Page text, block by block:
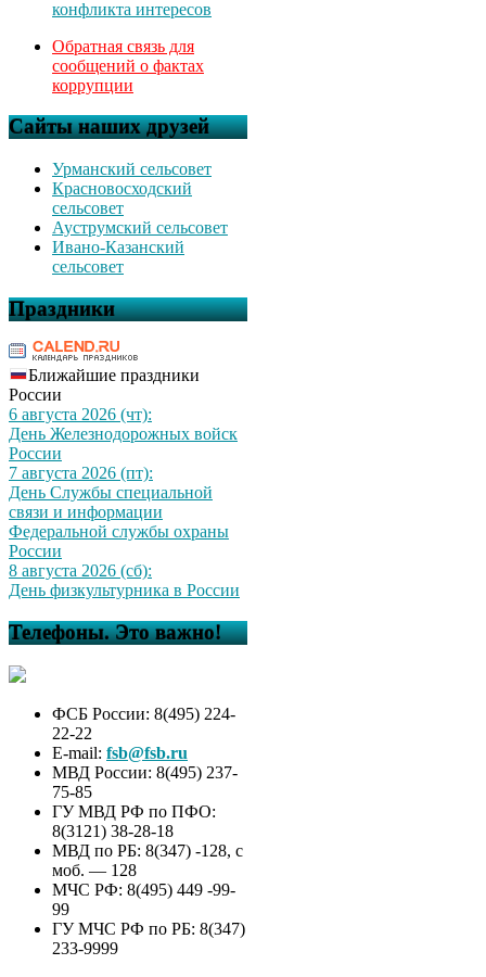
конфликта интересов
Обратная связь для
сообщений о фактах
коррупции
Сайты наших друзей
Урманский сельсовет
Красновосходский
сельсовет
Ауструмский сельсовет
Ивано-Казанский
сельсовет
Праздники
Ближайшие праздники
России
6 августа 2026 (чт):
День Железнодорожных войск
России
7 августа 2026 (пт):
День Службы специальной
связи и информации
Федеральной службы охраны
России
8 августа 2026 (сб):
День физкультурника в России
Телефоны. Это важно!
ФСБ России: 8(495) 224-
22-22
E-mail: fsb@fsb.ru
МВД России: 8(495) 237-
75-85
ГУ МВД РФ по ПФО:
8(3121) 38-28-18
МВД по РБ: 8(347) -128, с
моб. — 128
МЧС РФ: 8(495) 449 -99-
99
ГУ МЧС РФ по РБ: 8(347)
233-9999